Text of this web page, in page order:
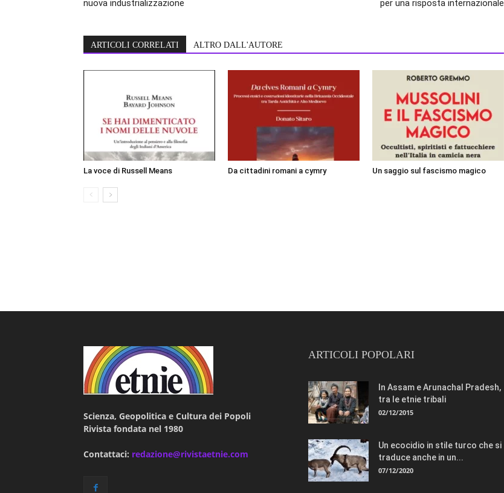
nuova industrializzazione
per una risposta internazionale
ARTICOLI CORRELATI ALTRO DALL'AUTORE
La voce di Russell Means Da cittadini romani a cymry Un saggio sul fascismo magico
Scienza, Geopolitica e Cultura dei Popoli
Rivista fondata nel 1980
Contattaci: redazione@rivistaetnie.com
ARTICOLI POPOLARI
In Assam e Arunachal Pradesh,
tra le etnie tribali
02/12/2015
Un ecocidio in stile turco che si
traduce anche in un...
07/12/2020